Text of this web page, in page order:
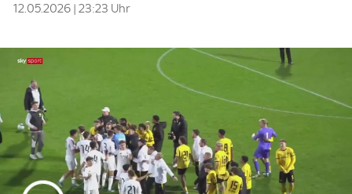
12.05.2026 | 23:23 Uhr